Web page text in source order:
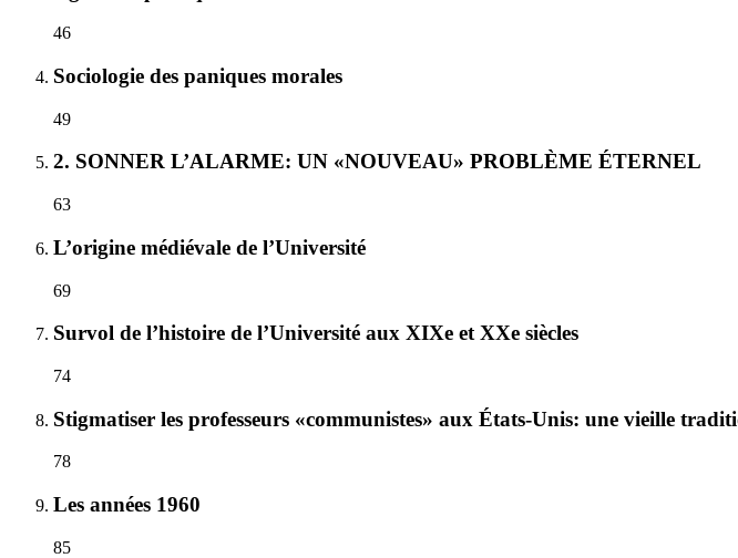
46
Sociologie des paniques morales
49
2. SONNER L’ALARME: UN «NOUVEAU» PROBLÈME ÉTERNEL
63
L’origine médiévale de l’Université
69
Survol de l’histoire de l’Université aux XIXe et XXe siècles
74
Stigmatiser les professeurs «communistes» aux États-Unis: une vieille
78
Les années 1960
85